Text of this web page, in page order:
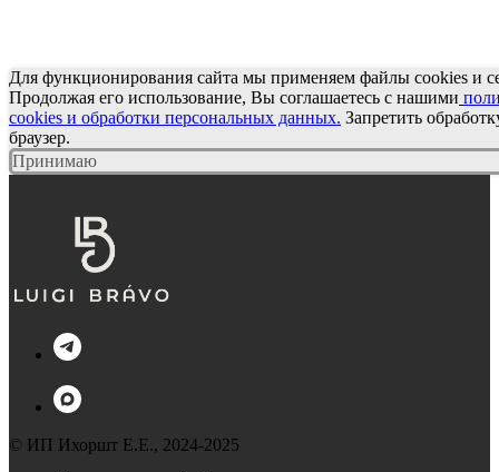
Для функционирования сайта мы применяем файлы cookies и
Продолжая его использование, Вы соглашаетесь с нашими
cookies и обработки персональных данных. Запретить
браузер.
Принимаю
© ИП Ихоршт Е.Е., 2024-2025